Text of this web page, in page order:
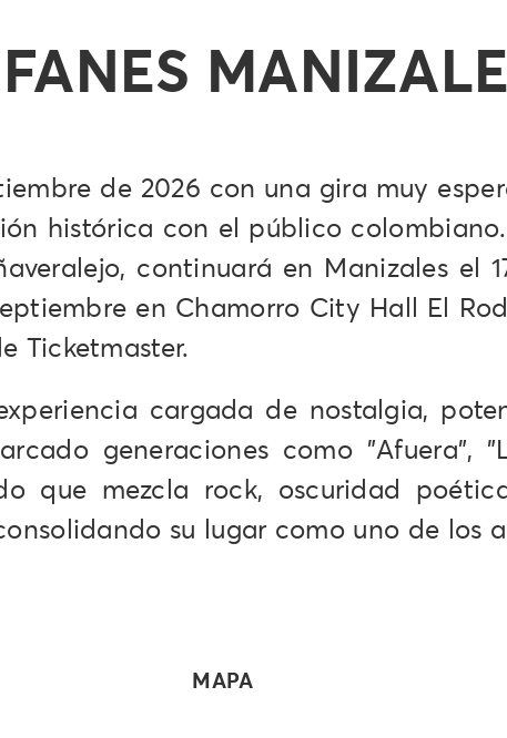
de 2026 con una gira muy
histórica con el público
continuará en Manizales el
en Chamorro City Hall El
Ticketmaster.
cargada de nostalgia,
generaciones como "Afuera",
que mezcla rock, oscuridad
su lugar como uno de los
MAPA